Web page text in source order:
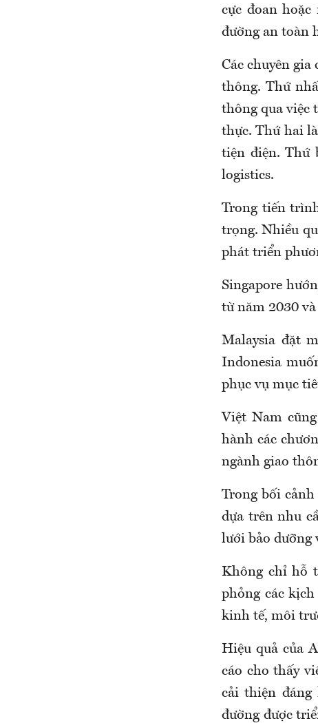
cực đoan hoặc
đường an toàn
Các chuyên
thông. Thứ
thông qua việc
thực. Thứ hai
tiện điện. Thứ
logistics.
Trong tiến
trọng. Nhiều
phát triển
Singapore
từ năm 2030
Malaysia đặt
Indonesia
phục vụ mục
Việt Nam
hành các
ngành giao
Trong bối
dựa trên nhu
lưới bảo dưỡng
Không chỉ hỗ
phỏng các
kinh tế, môi
Hiệu quả của
cáo cho thấy
cải thiện đáng
đường được